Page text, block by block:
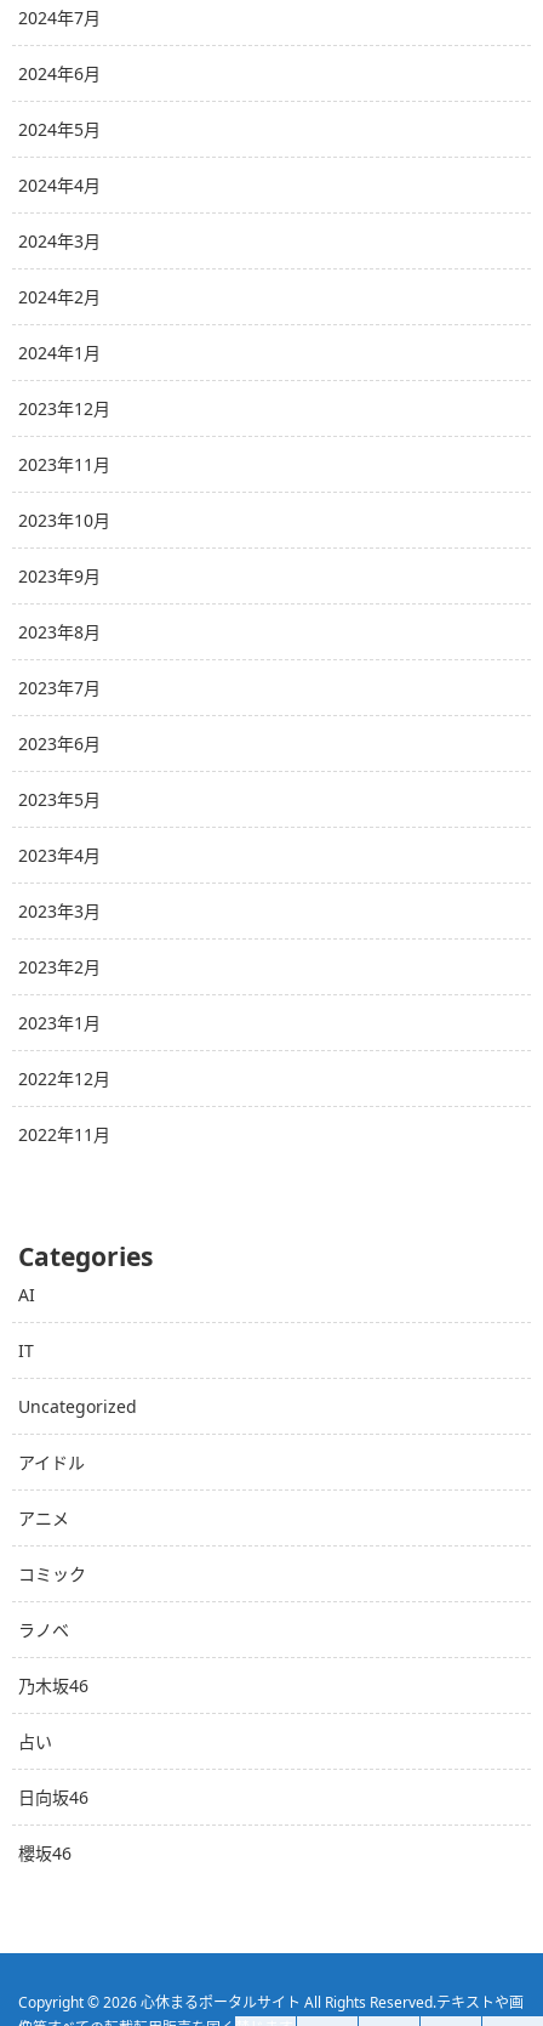
2024年7月
2024年6月
2024年5月
2024年4月
2024年3月
2024年2月
2024年1月
2023年12月
2023年11月
2023年10月
2023年9月
2023年8月
2023年7月
2023年6月
2023年5月
2023年4月
2023年3月
2023年2月
2023年1月
2022年12月
2022年11月
Categories
AI
IT
Uncategorized
アイドル
アニメ
コミック
ラノベ
乃木坂46
占い
日向坂46
櫻坂46
Copyright © 2026心休まるポータルサイト All Rights Reserved.テキストや画